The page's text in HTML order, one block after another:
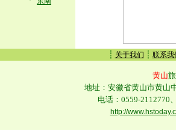
┊ 关于我们 ┊ 联系我
黄山
地址：安徽省黄山市黄山
电话：0559-2112770
http://